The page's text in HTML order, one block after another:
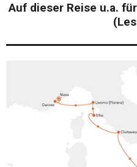
Auf dieser Reise u.a.